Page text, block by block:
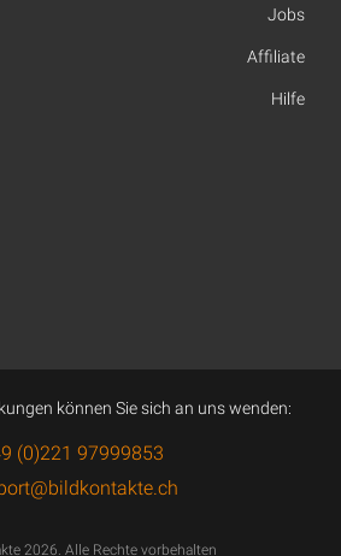
Jobs
Affiliate
Hilfe
können Sie sich an uns wenden:
(0)221 97999853
2026. Alle Rechte vorbehalten